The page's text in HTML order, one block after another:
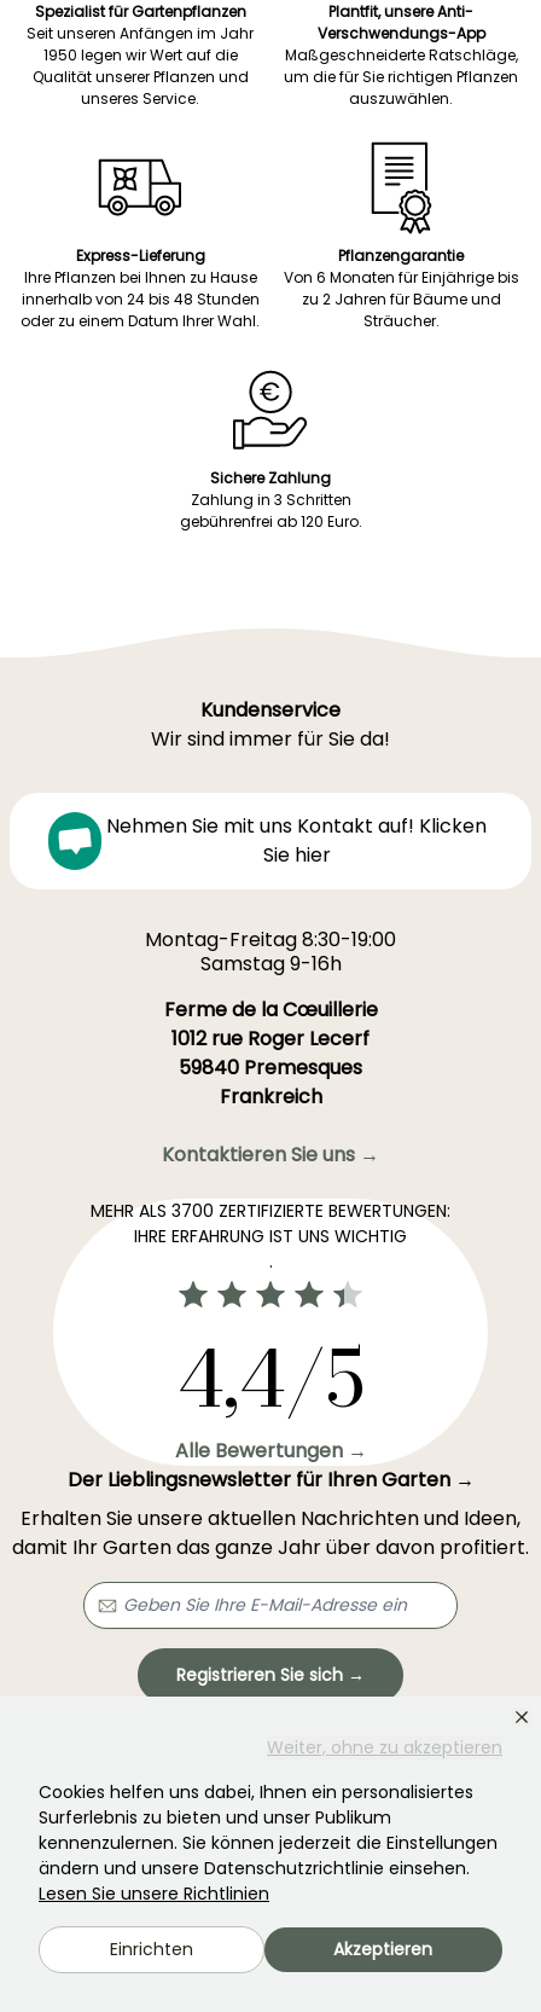
Weiter, ohne zu akzeptieren
Cookies helfen uns dabei, Ihnen ein personalisiertes
Surferlebnis zu bieten und unser Publikum
kennenzulernen. Sie können jederzeit die Einstellungen
ändern und unsere Datenschutzrichtlinie einsehen.
Lesen Sie unsere Richtlinien
Einrichten Akzeptieren
Spezialist für Gartenpflanzen
Seit unseren Anfängen im Jahr
1950 legen wir Wert auf die
Qualität unserer Pflanzen und
unseres Service.
Plantfit, unsere Anti-
Verschwendungs-App
Maßgeschneiderte Ratschläge,
um die für Sie richtigen Pflanzen
auszuwählen.
Express-Lieferung
Ihre Pflanzen bei Ihnen zu Hause
innerhalb von 24 bis 48 Stunden
oder zu einem Datum Ihrer Wahl.
Pflanzengarantie
Von 6 Monaten für Einjährige bis
zu 2 Jahren für Bäume und
Sträucher.
Sichere Zahlung
Zahlung in 3 Schritten
gebührenfrei ab 120 Euro.
Kundenservice
Wir sind immer für Sie da!
Nehmen Sie mit uns Kontakt auf! Klicken
Sie hier
Montag-Freitag 8:30-19:00
Samstag 9-16h
Ferme de la Cœuillerie
1012 rue Roger Lecerf
59840 Premesques
Frankreich
Kontaktieren Sie uns →
MEHR ALS 3700 ZERTIFIZIERTE BEWERTUNGEN:
IHRE ERFAHRUNG IST UNS WICHTIG
.
4,4/5
Alle Bewertungen →
Der Lieblingsnewsletter für Ihren Garten →
Erhalten Sie unsere aktuellen Nachrichten und Ideen,
damit Ihr Garten das ganze Jahr über davon profitiert.
Registrieren Sie sich →
Dieses Formular ist durch reCAPTCHA geschützt – es gelten die
Haben Sie nicht gefunden, was Sie gesucht
haben?